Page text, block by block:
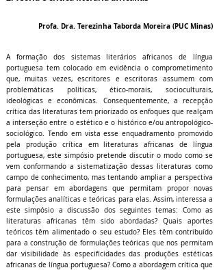
Profa. Dra. Terezinha Taborda Moreira (PUC Minas)
A formação dos sistemas literários africanos de língua
portuguesa tem colocado em evidência o comprometimento
que, muitas vezes, escritores e escritoras assumem com
problemáticas políticas, ético-morais, socioculturais,
ideológicas e econômicas. Consequentemente, a recepção
crítica das literaturas tem priorizado os enfoques que realçam
a interseção entre o estético e o histórico e/ou antropológico-
sociológico. Tendo em vista esse enquadramento promovido
pela produção crítica em literaturas africanas de língua
portuguesa, este simpósio pretende discutir o modo como se
vem conformando a sistematização dessas literaturas como
campo de conhecimento, mas tentando ampliar a perspectiva
para pensar em abordagens que permitam propor novas
formulações analíticas e teóricas para elas. Assim, interessa a
este simpósio a discussão dos seguintes temas: Como as
literaturas africanas têm sido abordadas? Quais aportes
teóricos têm alimentado o seu estudo? Eles têm contribuído
para a construção de formulações teóricas que nos permitam
dar visibilidade às especificidades das produções estéticas
africanas de língua portuguesa? Como a abordagem crítica que